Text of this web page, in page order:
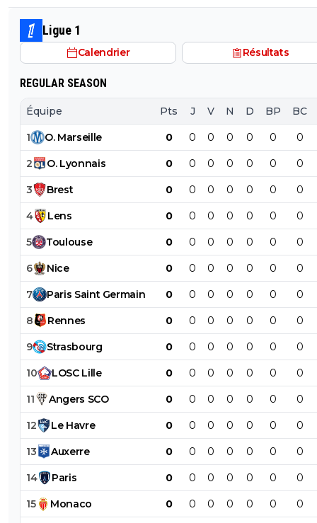
Ligue 1
Calendrier Résultats
REGULAR SEASON
Équipe Pts J V N D BP BC
1 O. Marseille 0 0 0 0 0 0 0
2 O. Lyonnais 0 0 0 0 0 0 0
3 Brest 0 0 0 0 0 0 0
4 Lens 0 0 0 0 0 0 0
5 Toulouse 0 0 0 0 0 0 0
6 Nice 0 0 0 0 0 0 0
7 Paris Saint Germain 0 0 0 0 0 0 0
8 Rennes 0 0 0 0 0 0 0
9 Strasbourg 0 0 0 0 0 0 0
10 LOSC Lille 0 0 0 0 0 0 0
11 Angers SCO 0 0 0 0 0 0 0
12 Le Havre 0 0 0 0 0 0 0
13 Auxerre 0 0 0 0 0 0 0
14 Paris 0 0 0 0 0 0 0
15 Monaco 0 0 0 0 0 0 0